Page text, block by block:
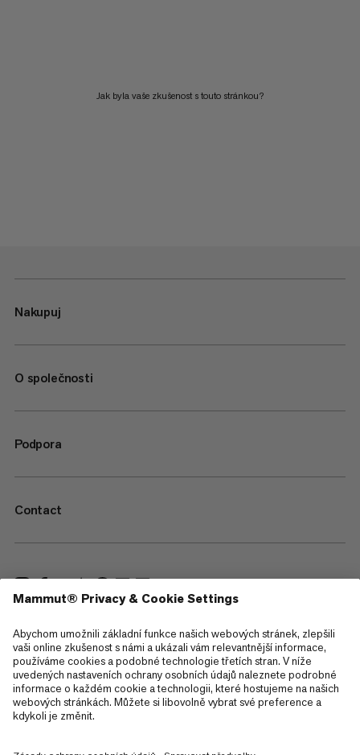
Jak byla vaše zkušenost s touto stránkou?
Nakupuj
O společnosti
Podpora
Contact
—
Sitemap
Cookies
Právní upozornění